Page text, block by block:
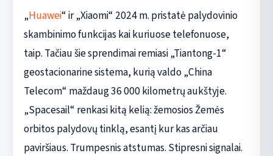
„Huawei“ ir „Xiaomi“ 2024 m. pristatė palydovinio
skambinimo funkcijas kai kuriuose telefonuose,
taip. Tačiau šie sprendimai remiasi „Tiantong-1“
geostacionarine sistema, kurią valdo „China
Telecom“ maždaug 36 000 kilometrų aukštyje.
„Spacesail“ renkasi kitą kelią: žemosios Žemės
orbitos palydovų tinklą, esantį kur kas arčiau
paviršiaus. Trumpesnis atstumas. Stipresni signalai.